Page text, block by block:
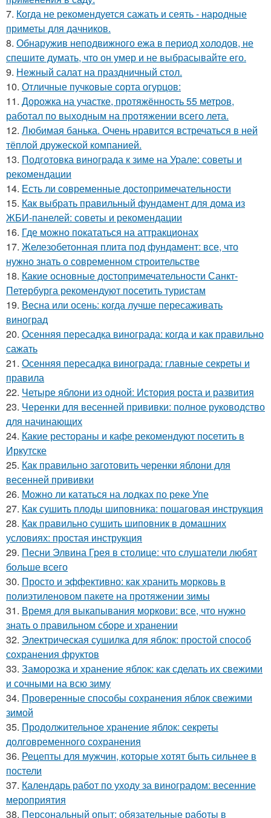
7. Когда не рекомендуется сажать и сеять - народные
приметы для дачников.
8. Обнаружив неподвижного ежа в период холодов, не
спешите думать, что он умер и не выбрасывайте его.
9. Нежный салат на праздничный стол.
10. Отличные пучковые сорта огурцов:
11. Дорожка на участке, протяжённость 55 метров,
работал по выходным на протяжении всего лета.
12. Любимая банька. Очень нравится встречаться в ней
тёплой дружеской компанией.
13. Подготовка винограда к зиме на Урале: советы и
рекомендации
14. Есть ли современные достопримечательности
15. Как выбрать правильный фундамент для дома из
ЖБИ-панелей: советы и рекомендации
16. Где можно покататься на аттракционах
17. Железобетонная плита под фундамент: все, что
нужно знать о современном строительстве
18. Какие основные достопримечательности Санкт-
Петербурга рекомендуют посетить туристам
19. Весна или осень: когда лучше пересаживать
виноград
20. Осенняя пересадка винограда: когда и как правильно
сажать
21. Осенняя пересадка винограда: главные секреты и
правила
22. Четыре яблони из одной: История роста и развития
23. Черенки для весенней прививки: полное руководство
для начинающих
24. Какие рестораны и кафе рекомендуют посетить в
Иркутске
25. Как правильно заготовить черенки яблони для
весенней прививки
26. Можно ли кататься на лодках по реке Упе
27. Как сушить плоды шиповника: пошаговая инструкция
28. Как правильно сушить шиповник в домашних
условиях: простая инструкция
29. Песни Элвина Грея в столице: что слушатели любят
больше всего
30. Просто и эффективно: как хранить морковь в
полиэтиленовом пакете на протяжении зимы
31. Время для выкапывания моркови: все, что нужно
знать о правильном сборе и хранении
32. Электрическая сушилка для яблок: простой способ
сохранения фруктов
33. Заморозка и хранение яблок: как сделать их свежими
и сочными на всю зиму
34. Проверенные способы сохранения яблок свежими
зимой
35. Продолжительное хранение яблок: секреты
долговременного сохранения
36. Рецепты для мужчин, которые хотят быть сильнее в
постели
37. Календарь работ по уходу за виноградом: весенние
мероприятия
38. Персональный опыт: обязательные работы в